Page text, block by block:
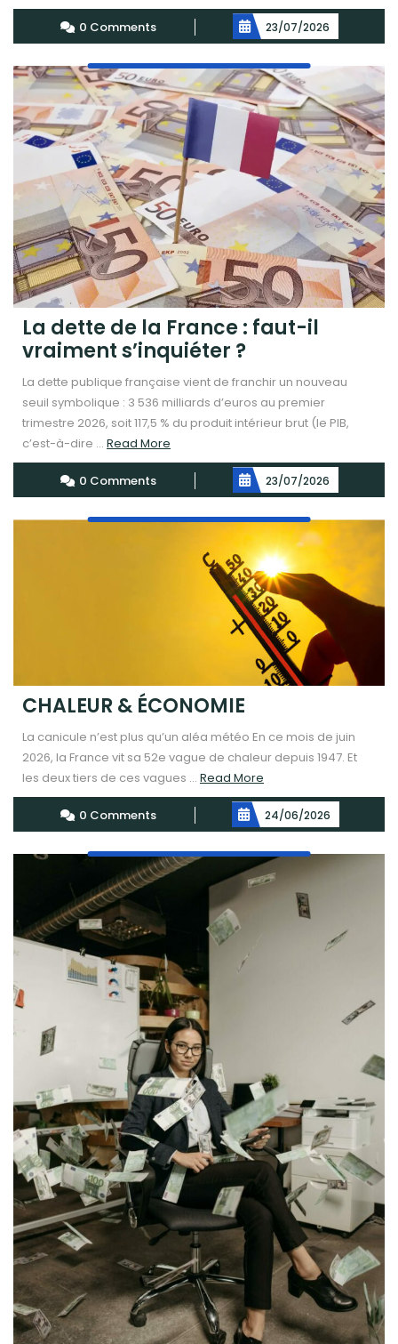
More
0 Comments
23/07/2026
La dette de la France : faut-il
vraiment s’inquiéter ?
La dette publique française vient de franchir un nouveau
seuil symbolique : 3 536 milliards d’euros au premier
trimestre 2026, soit 117,5 % du produit intérieur brut (le PIB,
c’est-à-dire ... Read More
More
0 Comments
23/07/2026
CHALEUR & ÉCONOMIE
La canicule n’est plus qu’un aléa météo En ce mois de juin
2026, la France vit sa 52e vague de chaleur depuis 1947. Et
les deux tiers de ces vagues ... Read More
More
0 Comments
24/06/2026